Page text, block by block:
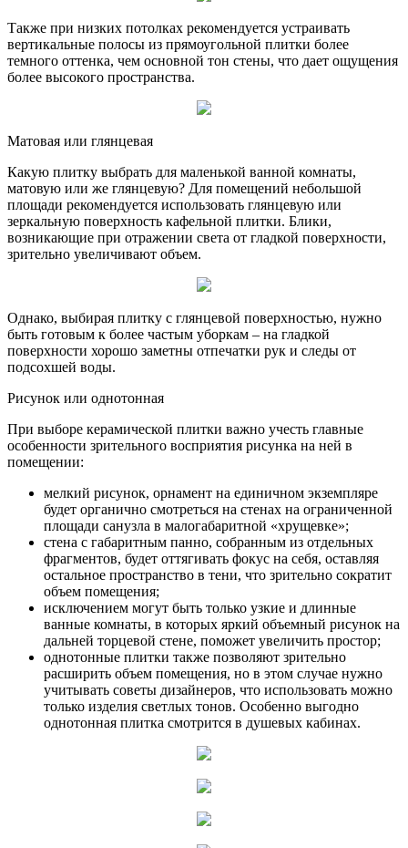
Также при низких потолках рекомендуется устраивать
вертикальные полосы из прямоугольной плитки более
темного оттенка, чем основной тон стены, что дает ощущения
более высокого пространства.
Матовая или глянцевая
Какую плитку выбрать для маленькой ванной комнаты,
матовую или же глянцевую? Для помещений небольшой
площади рекомендуется использовать глянцевую или
зеркальную поверхность кафельной плитки. Блики,
возникающие при отражении света от гладкой поверхности,
зрительно увеличивают объем.
Однако, выбирая плитку с глянцевой поверхностью, нужно
быть готовым к более частым уборкам – на гладкой
поверхности хорошо заметны отпечатки рук и следы от
подсохшей воды.
Рисунок или однотонная
При выборе керамической плитки важно учесть главные
особенности зрительного восприятия рисунка на ней в
помещении:
мелкий рисунок, орнамент на единичном экземпляре
будет органично смотреться на стенах на ограниченной
площади санузла в малогабаритной «хрущевке»;
стена с габаритным панно, собранным из отдельных
фрагментов, будет оттягивать фокус на себя, оставляя
остальное пространство в тени, что зрительно сократит
объем помещения;
исключением могут быть только узкие и длинные
ванные комнаты, в которых яркий объемный рисунок на
дальней торцевой стене, поможет увеличить простор;
однотонные плитки также позволяют зрительно
расширить объем помещения, но в этом случае нужно
учитывать советы дизайнеров, что использовать можно
только изделия светлых тонов. Особенно выгодно
однотонная плитка смотрится в душевых кабинах.